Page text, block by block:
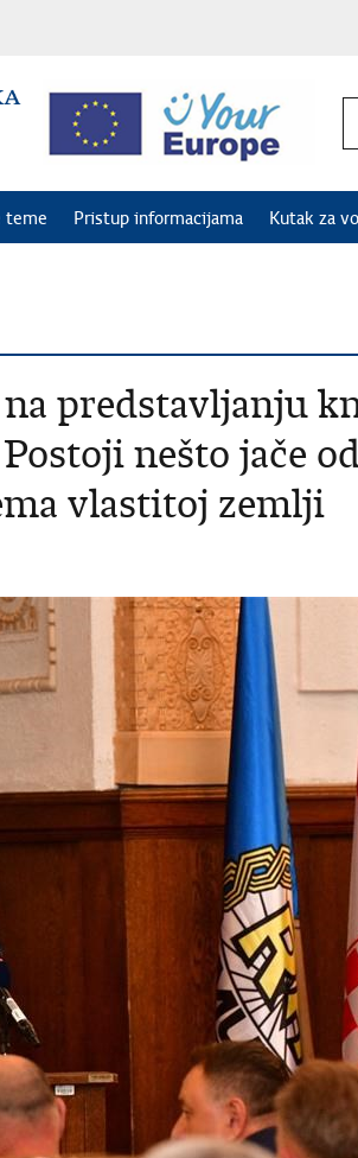
teme Pristup informacijama Kutak za
predstavljanju
nešto jače
vlastitoj zemlji